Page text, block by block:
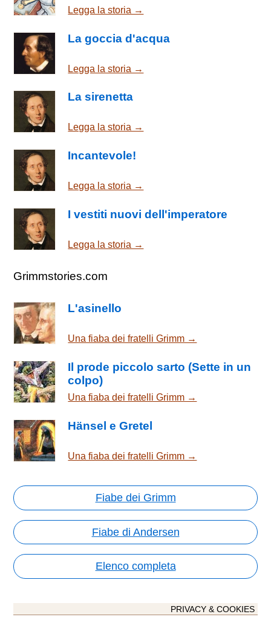
Legga la storia →
La goccia d'acqua
Legga la storia →
La sirenetta
Legga la storia →
Incantevole!
Legga la storia →
I vestiti nuovi dell'imperatore
Legga la storia →
Grimmstories.com
L'asinello
Una fiaba dei fratelli Grimm →
Il prode piccolo sarto (Sette in un
colpo)
Una fiaba dei fratelli Grimm →
Hänsel e Gretel
Una fiaba dei fratelli Grimm →
Fiabe dei Grimm
Fiabe di Andersen
Elenco completa
PRIVACY & COOKIES